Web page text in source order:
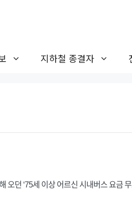
지하철 종결자
오던 ‘75세 이상 어르신 시내버스 요금